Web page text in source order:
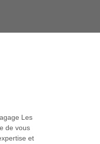
Les
de vous
et